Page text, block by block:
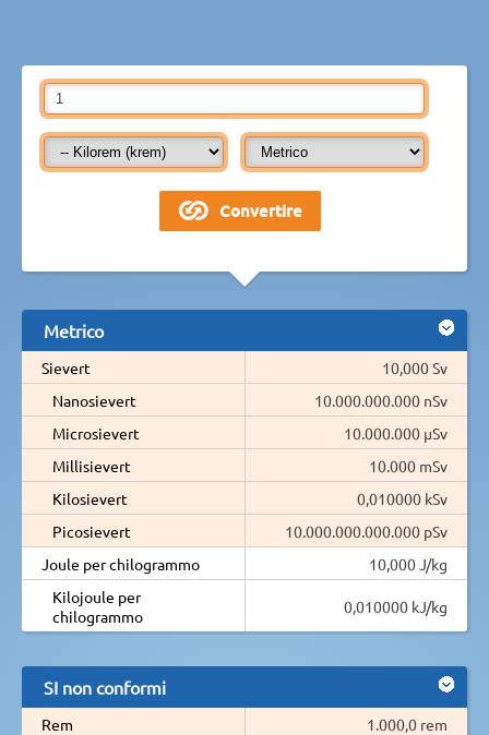
Metrico
Sievert
10,000 Sv
Nanosievert
10.000.000.000 nSv
Microsievert
10.000.000 µSv
Millisievert
10.000 mSv
Kilosievert
0,010000 kSv
Picosievert
10.000.000.000.000 pSv
Joule per chilogrammo
10,000 J/kg
Kilojoule per
chilogrammo
0,010000 kJ/kg
SI non conformi
Rem
1.000,0 rem